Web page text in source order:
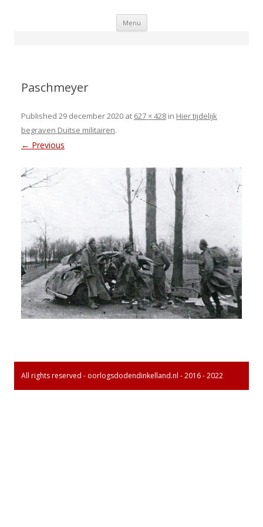
Menu Skip
Paschmeyer
Published 29 december 2020 at 627 × 428 in Hier tijdelijk
begraven Duitse militairen.
← Previous
All rights reserved - oorlogsdodendinkelland.nl - 2016 - 2022